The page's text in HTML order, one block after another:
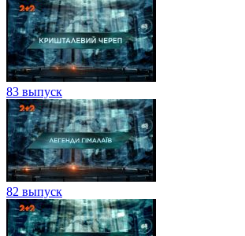
83 выпуск
82 выпуск